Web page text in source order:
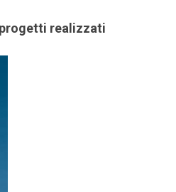
realizzati